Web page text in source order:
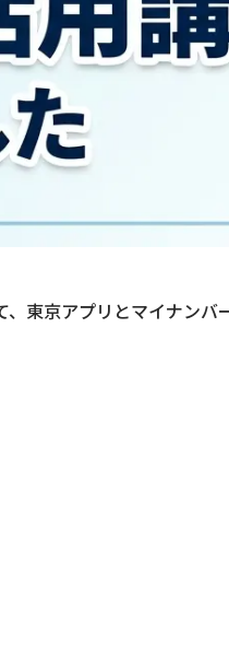
東京アプリとマイナン